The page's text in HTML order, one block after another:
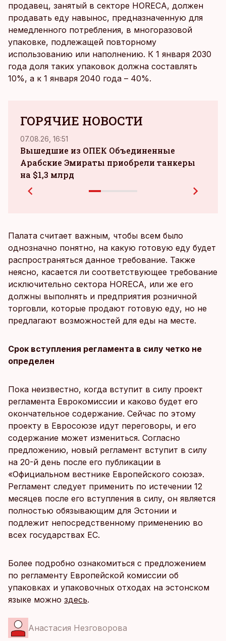
продавец, занятый в секторе HORECA, должен
продавать еду навынос, предназначенную для
немедленного потребления, в многоразовой
упаковке, подлежащей повторному
использованию или наполнению. К 1 января 2030
года доля таких упаковок должна составлять
10%, а к 1 января 2040 года – 40%.
ГОРЯЧИЕ НОВОСТИ
07.08.26, 16:51
Вышедшие из ОПЕК Объединенные
Арабские Эмираты приобрели танкеры
на $1,3 млрд
Палата считает важным, чтобы всем было
однозначно понятно, на какую готовую еду будет
распространяться данное требование. Также
неясно, касается ли соответствующее требование
исключительно сектора HORECA, или же его
должны выполнять и предприятия розничной
торговли, которые продают готовую еду, но не
предлагают возможностей для еды на месте.
Срок вступления регламента в силу четко не
определен
Пока неизвестно, когда вступит в силу проект
регламента Еврокомиссии и каково будет его
окончательное содержание. Сейчас по этому
проекту в Евросоюзе идут переговоры, и его
содержание может измениться. Согласно
предложению, новый регламент вступит в силу
на 20-й день после его публикации в
«Официальном вестнике Европейского союза».
Регламент следует применить по истечении 12
месяцев после его вступления в силу, он является
полностью обязывающим для Эстонии и
подлежит непосредственному применению во
всех государствах ЕС.
Более подробно ознакомиться с предложением
по регламенту Европейской комиссии об
упаковках и упаковочных отходах на эстонском
языке можно здесь.
Анастасия Незговорова